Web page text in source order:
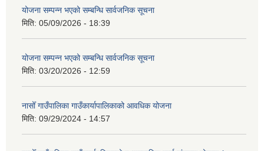
योजना सम्पन्न भएको सम्बन्धि सार्वजनिक सूचना
मिति: 05/09/2026 - 18:39
योजना सम्पन्न भएको सम्बन्धि सार्वजनिक सूचना
मिति: 03/20/2026 - 12:59
नासोँ गाउँपालिका गाउँकार्यापालिकाको आवधिक योजना
मिति: 09/29/2024 - 14:57